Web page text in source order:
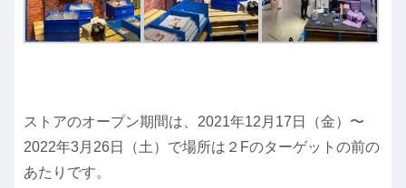
ストアのオープン期間は、2021年12月17日（金）〜
2022年3月26日（土）で場所は２Fのターゲットの前の
あたりです。